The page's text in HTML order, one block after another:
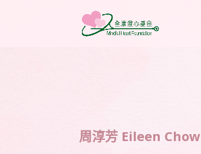
周淳芳 Eileen Chow